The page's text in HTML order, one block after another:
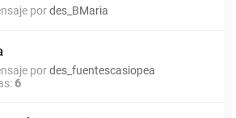
pordes_BMaria
pordes_fuentescasiopea
6